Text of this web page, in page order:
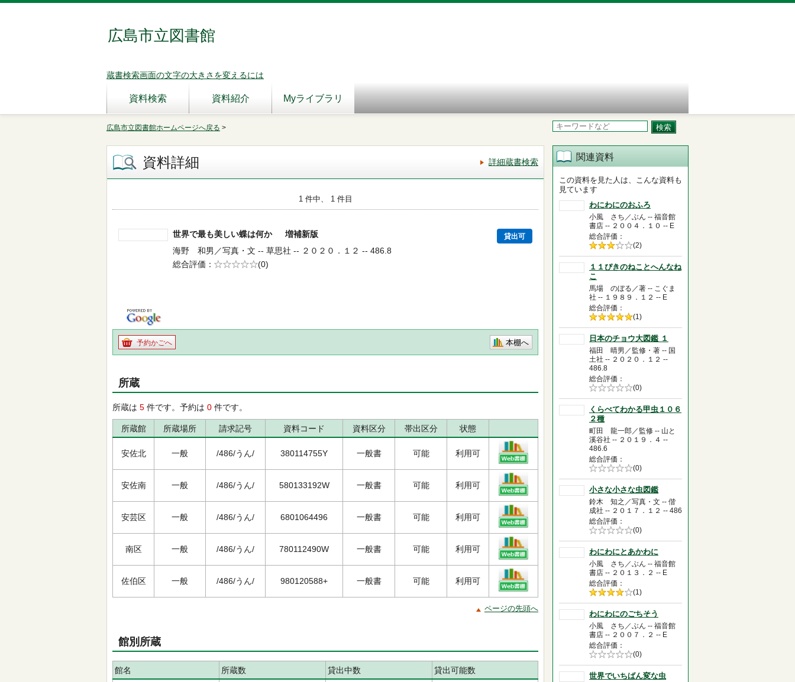
広島市立図書館
蔵書検索画面の文字の大きさを変えるには
資料検索 資料紹介 Myライブラリ
広島市立図書館ホームページへ戻る >
資料詳細 詳細蔵書検索
1 件中、 1 件目
世界で最も美しい蝶は何か 増補新版 貸出可
海野 和男／写真・文 -- 草思社 -- ２０２０．１２ -- 486.8
総合評価
5段階評価
(0)
予約かごへ 本棚へ
所蔵
所蔵は 5 件です。予約は 0 件です。
所蔵館 所蔵場所 請求記号 資料コード 資料区分 帯出区分 状態
安佐北 一般 /486/うん/ 380114755Y 一般書 可能 利用可
安佐南 一般 /486/うん/ 580133192W 一般書 可能 利用可
安芸区 一般 /486/うん/ 6801064496 一般書 可能 利用可
南区 一般 /486/うん/ 780112490W 一般書 可能 利用可
佐伯区 一般 /486/うん/ 980120588+ 一般書 可能 利用可
ページの先頭へ
館別所蔵
館名 所蔵数 貸出中数
貸出可能数
関連資料
この資料を見た人は、こんな資料も
見ています
わにわにのおふろ
小風 さち／ぶん -- 福音館
書店 -- ２００４．１０ -- E
総合評価
5段階評価の
3.0
(2)
１１ぴきのねことへんなね
こ
馬場 のぼる／著 -- こぐま
社 -- １９８９．１２ -- E
総合評価
5段階評価の
5.0
(1)
日本のチョウ大図鑑 １
福田 晴男／監修・著 -- 国
土社 -- ２０２０．１２ --
486.8
総合評価
5段階評価の
0.0
(0)
くらべてわかる甲虫１０６
２種
町田 龍一郎／監修 -- 山と
溪谷社 -- ２０１９．４ --
486.6
総合評価
5段階評価の
0.0
(0)
小さな小さな虫図鑑
鈴木 知之／写真・文 -- 偕
成社 -- ２０１７．１２ -- 486
総合評価
5段階評価の
0.0
(0)
わにわにとあかわに
小風 さち／ぶん -- 福音館
書店 -- ２０１３．２ -- E
総合評価
5段階評価の
4.0
(1)
わにわにのごちそう
小風 さち／ぶん -- 福音館
書店 -- ２００７．２ -- E
総合評価
5段階評価の
0.0
(0)
世界でいちばん変な虫